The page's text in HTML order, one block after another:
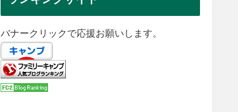
バナークリックで応援お願いします。